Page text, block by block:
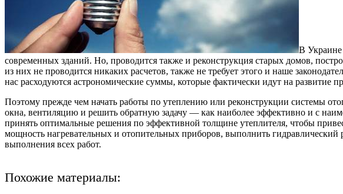
В Украине
современных зданий. Но, проводится также и реконструкция старых домов,
из них не проводится никаких расчетов, также не требует этого и наше
нас расходуются астрономические суммы, которые фактически идут на
Поэтому прежде чем начать работы по утеплению или реконструкции системы
окна, вентиляцию и решить обратную задачу — как наиболее эффективно и с
принять оптимальные решения по эффективной толщине утеплителя, чтобы
мощность нагревательных и отопительных приборов, выполнить гидравлический
выполнения всех работ.
Похожие материалы: